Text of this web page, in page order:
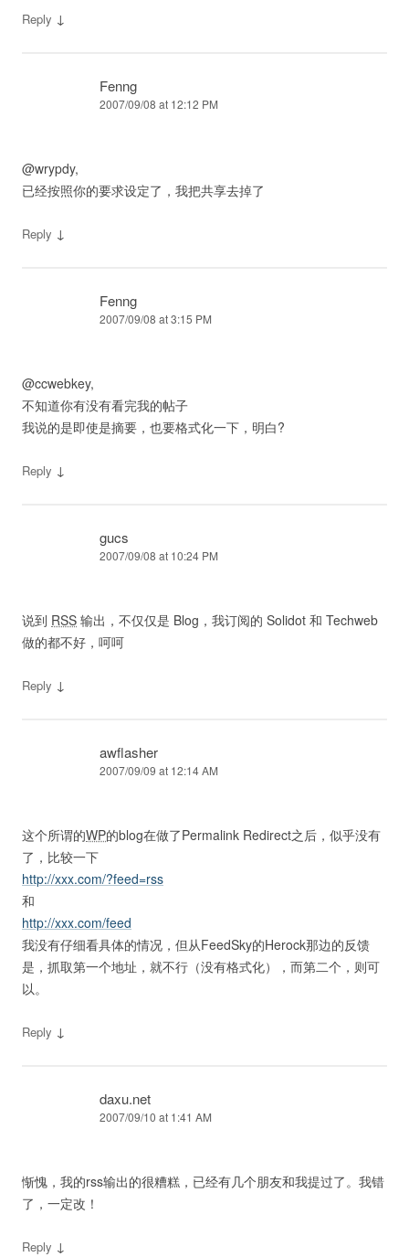
Reply ↓
Fenng
2007/09/08 at 12:12 PM
@wrypdy,
已经按照你的要求设定了，我把共享去掉了
Reply ↓
Fenng
2007/09/08 at 3:15 PM
@ccwebkey,
不知道你有没有看完我的帖子
我说的是即使是摘要，也要格式化一下，明白?
Reply ↓
gucs
2007/09/08 at 10:24 PM
说到 RSS 输出，不仅仅是 Blog，我订阅的 Solidot 和 Techweb
做的都不好，呵呵
Reply ↓
awflasher
2007/09/09 at 12:14 AM
这个所谓的WP的blog在做了Permalink Redirect之后，似乎没有
了，比较一下
http://xxx.com/?feed=rss
和
http://xxx.com/feed
我没有仔细看具体的情况，但从FeedSky的Herock那边的反馈
是，抓取第一个地址，就不行（没有格式化），而第二个，则可
以。
Reply ↓
daxu.net
2007/09/10 at 1:41 AM
惭愧，我的rss输出的很糟糕，已经有几个朋友和我提过了。我错
了，一定改！
Reply ↓